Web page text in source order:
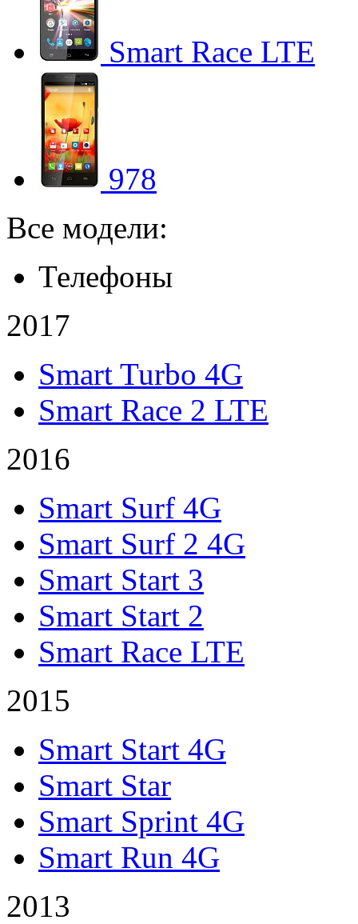
Smart Race LTE
978
Все модели:
Телефоны
2017
Smart Turbo 4G
Smart Race 2 LTE
2016
Smart Surf 4G
Smart Surf 2 4G
Smart Start 3
Smart Start 2
Smart Race LTE
2015
Smart Start 4G
Smart Star
Smart Sprint 4G
Smart Run 4G
2013